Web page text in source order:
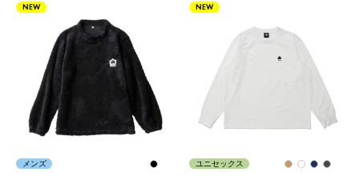
NEW
メンズ
NEW
ユニセックス